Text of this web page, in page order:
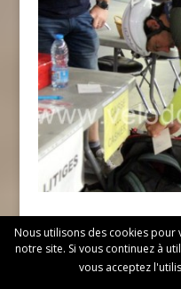
Nous utilisons des cookies pour
notre site. Si vous continuez à
vous acceptez